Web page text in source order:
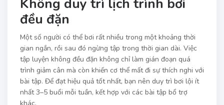
Không duy trì lịch trình bơi
đều đặn
Một số người có thể bơi rất nhiều trong một khoảng thời
gian ngắn, rồi sau đó ngừng tập trong thời gian dài. Việc
tập luyện không đều đặn không chỉ làm gián đoạn quá
trình giảm cân mà còn khiến cơ thể mất đi sự thích nghi với
bài tập. Để đạt hiệu quả tốt nhất, bạn nên duy trì bơi lội ít
nhất 3–5 buổi mỗi tuần, kết hợp với các bài tập bổ trợ